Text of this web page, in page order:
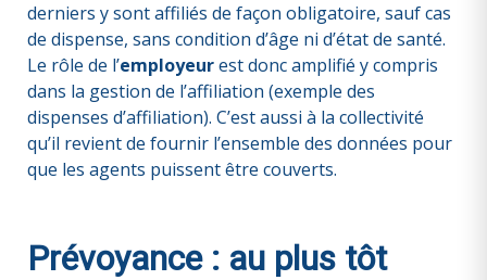
derniers y sont affiliés de façon obligatoire, sauf cas
de dispense, sans condition d’âge ni d’état de santé.
Le rôle de l’employeurest donc amplifié y compris
dans la gestion de l’affiliation (exemple des
dispenses d’affiliation). C’est aussi à la collectivité
qu’il revient de fournir l’ensemble des données pour
que les agents puissent être couverts.
Prévoyance : au plus tôt